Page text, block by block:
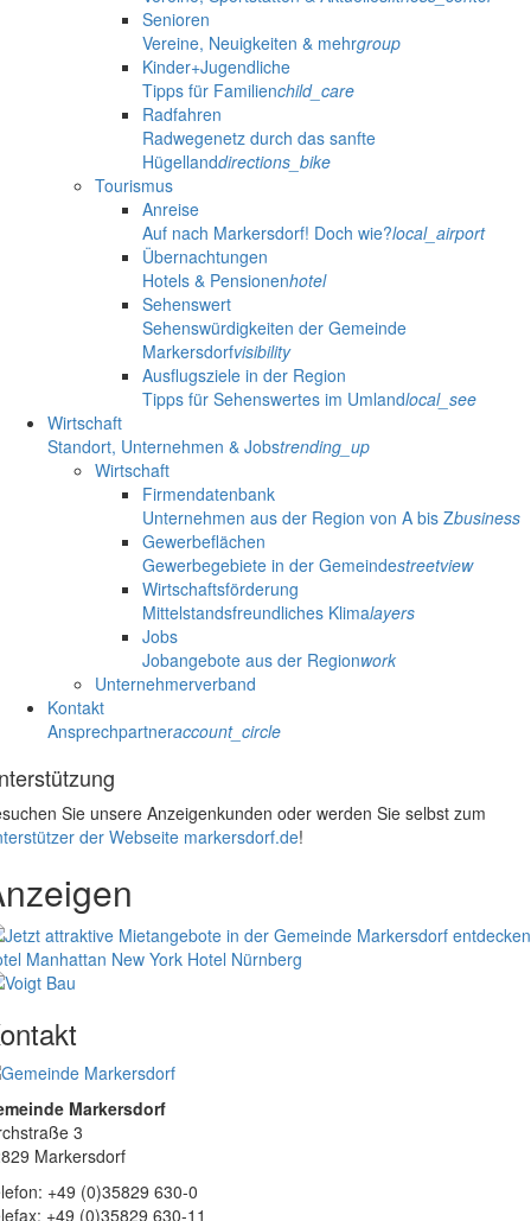
Senioren
Vereine, Neuigkeiten & mehrgroup
Kinder+Jugendliche
Tipps für Familienchild_care
Radfahren
Radwegenetz durch das sanfte
Hügellanddirections_bike
Tourismus
Anreise
Auf nach Markersdorf! Doch wie?local_airport
Übernachtungen
Hotels & Pensionenhotel
Sehenswert
Sehenswürdigkeiten der Gemeinde
Markersdorfvisibility
Ausflugsziele in der Region
Tipps für Sehenswertes im Umlandlocal_see
Wirtschaft
Standort, Unternehmen & Jobstrending_up
Wirtschaft
Firmendatenbank
Unternehmen aus der Region von A bis Zbusiness
Gewerbeflächen
Gewerbegebiete in der Gemeindestreetview
Wirtschaftsförderung
Mittelstandsfreundliches Klimalayers
Jobs
Jobangebote aus der Regionwork
Unternehmerverband
Kontakt
Ansprechpartneraccount_circle
Sie unsere Anzeigenkunden oder werden Sie selbst zum
der Webseite markersdorf.de!
Manhattan New York Hotel Nürnberg
Markersdorf
3
Markersdorf
+49 (0)35829 630-0
+49 (0)35829 630-11